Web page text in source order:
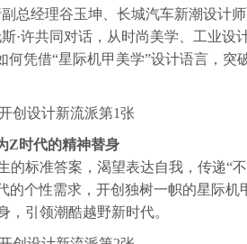
总经理谷玉坤、长城汽车新潮设计
·许共同对话，从时尚美学、工业设
何凭借“星际机甲美学”设计语言，突
Z时代的精神替身
的标准答案，渴望表达自我，传递“
的个性需求，开创独树一帜的星际机
引领潮酷越野新时代。